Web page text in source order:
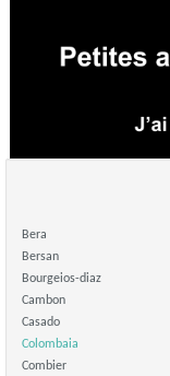
Bera
Bersan
Bourgeios-diaz
Cambon
Casado
Colombaia
Combier